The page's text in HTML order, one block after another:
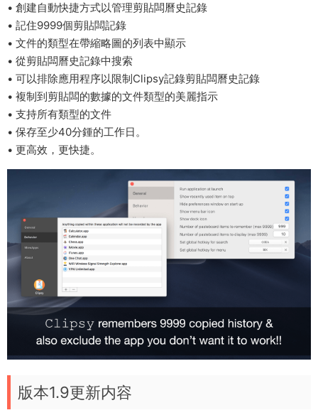
• 創建自動快捷方式以管理剪貼闆曆史記錄
• 記住9999個剪貼闆記錄
• 文件的類型在帶縮略圖的列表中顯示
• 從剪貼闆曆史記錄中搜索
• 可以排除應用程序以限制Clipsy記錄剪貼闆曆史記錄
• 複制到剪貼闆的數據的文件類型的美麗指示
• 支持所有類型的文件
• 保存至少40分鍾的工作日。
• 更高效，更快捷。
版本1.9更新内容